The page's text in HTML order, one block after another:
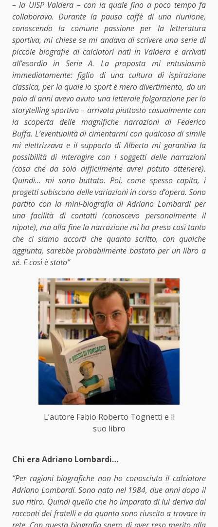
– la UISP Valdera – con la quale fino a poco tempo fa
collaboravo. Durante la pausa caffè di una riunione,
conoscendo la comune passione per la letteratura
sportiva, mi chiese se mi andava di scrivere una serie di
piccole biografie di calciatori nati in Valdera e arrivati
all’esordio in Serie A. La proposta mi entusiasmò
immediatamente: figlio di una cultura di ispirazione
classica, per la quale lo sport è mero divertimento, da un
paio di anni avevo avuto una letterale folgorazione per lo
storytelling sportivo – arrivata piuttosto casualmente con
la scoperta delle magnifiche narrazioni di Federico
Buffa. L’eventualità di cimentarmi con qualcosa di simile
mi elettrizzava e il supporto di Alberto mi garantiva la
possibilità di interagire con i soggetti delle narrazioni
(cosa che da solo difficilmente avrei potuto ottenere).
Quindi… mi sono buttato. Poi, come spesso capita, i
progetti subiscono delle variazioni in corso d’opera. Sono
partito con la mini-biografia di Adriano Lombardi per
una facilità di contatti (conoscevo personalmente il
nipote), ma alla fine la narrazione mi ha preso così tanto
che ci siamo accorti che quanto scritto, con qualche
aggiunta, sarebbe probabilmente bastato per un libro a
sé. E così è stato”
L’autore Fabio Roberto Tognetti e il
suo libro
Chi era Adriano Lombardi…
“Per ragioni biografiche non ho conosciuto il calciatore
Adriano Lombardi. Sono nato nel 1984, due anni dopo il
suo ritiro. Quindi quello che ho imparato di lui deriva dai
racconti dei fratelli e da quanto sono riuscito a trovare in